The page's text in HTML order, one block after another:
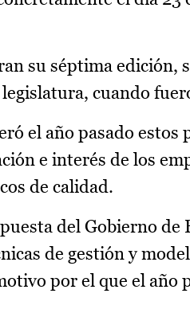
su séptima edición,
cuando
el año pasado
e interés de los
de calidad.
del Gobierno
de gestión y
por el que el año